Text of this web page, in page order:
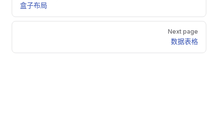
盒子布局
Next page
数据表格